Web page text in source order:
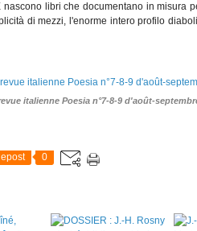
libri che documentano in misura
di mezzi, l'enorme intero profilo
italienne Poesia n°7-8-9 d'août-
0